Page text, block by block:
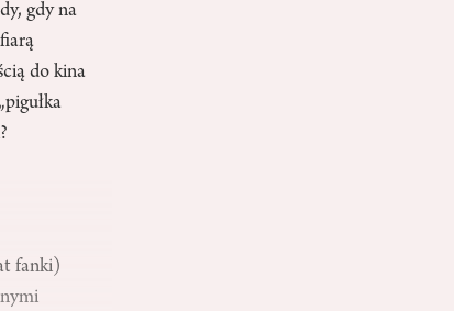
gdy na
do kina
fanki)